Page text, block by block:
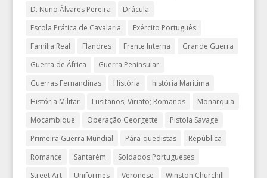
D. Nuno Álvares Pereira
Drácula
Escola Prática de Cavalaria
Exército Português
Família Real
Flandres Frente Interna
Grande Guerra
Guerra de África
Guerra Peninsular
Guerras Fernandinas
História
história Marítima
História Militar
Lusitanos; Viriato; Romanos
Monarquia
Moçambique
Operação Georgette
Pistola Savage
Primeira Guerra Mundial
Pára-quedistas
República
Romance
Santarém
Soldados Portugueses
Street Art
Uniformes Veronese Winston Churchill